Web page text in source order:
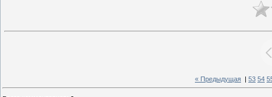
« Предыдущая | 53 54